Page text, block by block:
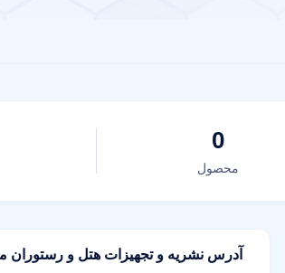
0
محصول
آدرس نشریه و تجهیزات هتل و رستوران